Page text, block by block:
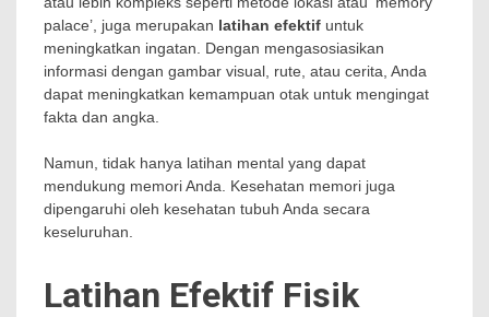
palace’, juga merupakan latihan efektif untuk
meningkatkan ingatan. Dengan mengasosiasikan
informasi dengan gambar visual, rute, atau cerita, Anda
dapat meningkatkan kemampuan otak untuk mengingat
fakta dan angka.
Namun, tidak hanya latihan mental yang dapat
mendukung memori Anda. Kesehatan memori juga
dipengaruhi oleh kesehatan tubuh Anda secara
keseluruhan.
Latihan Efektif Fisik